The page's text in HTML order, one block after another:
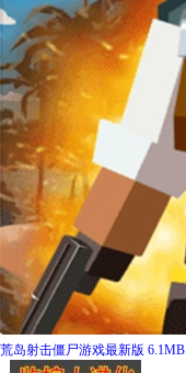
荒岛射击僵尸游戏最新版 6.1MB